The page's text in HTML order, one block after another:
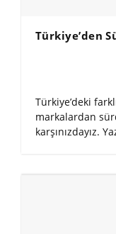
Türkiye’den
Türkiye’deki
markalardan
karşınızdayız.